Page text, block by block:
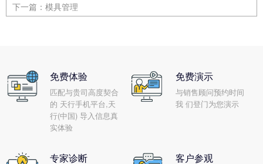
下一篇： 模具管理
免费体验
匹配与贵司高度契合
的 天行手机平台,天
行(中国) 导入信息真
实体验
免费演示
与销售顾问预约时间
我 们登门为您演示
专家诊断 客户参观